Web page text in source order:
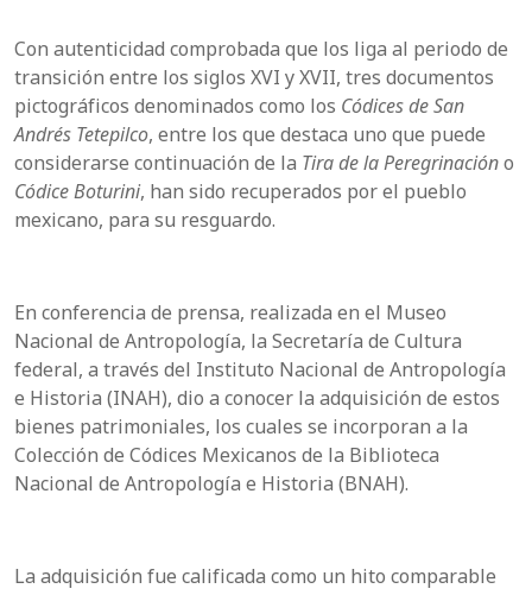
Con autenticidad comprobada que los liga al periodo de
transición entre los siglos XVI y XVII, tres documentos
pictográficos denominados como los Códices de San
Andrés Tetepilco, entre los que destaca uno que puede
considerarse continuación de la Tira de la Peregrinacióno
Códice Boturini, han sido recuperados por el pueblo
mexicano, para su resguardo.
En conferencia de prensa, realizada en el Museo
Nacional de Antropología, la Secretaría de Cultura
federal, a través del Instituto Nacional de Antropología
e Historia (INAH), dio a conocer la adquisición de estos
bienes patrimoniales, los cuales se incorporan a la
Colección de Códices Mexicanos de la Biblioteca
Nacional de Antropología e Historia (BNAH).
La adquisición fue calificada como un hito comparable